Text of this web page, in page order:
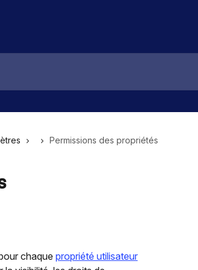
Permissions des propriétés
chaque propriété utilisateur